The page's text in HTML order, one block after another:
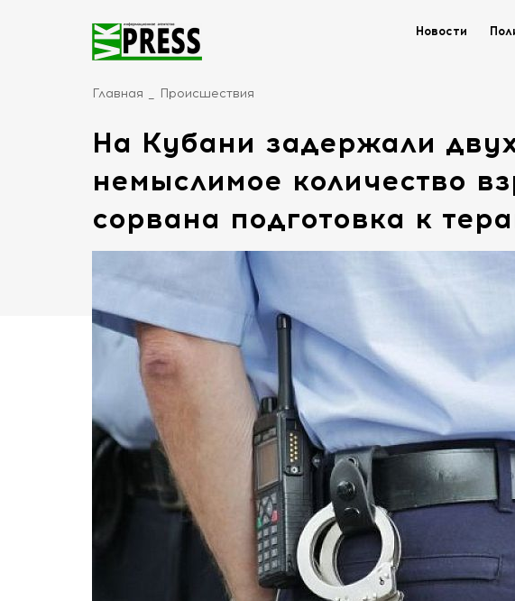
Новости
Главная Происшествия
На Кубани задержали
немыслимое количество
сорвана подготовка к